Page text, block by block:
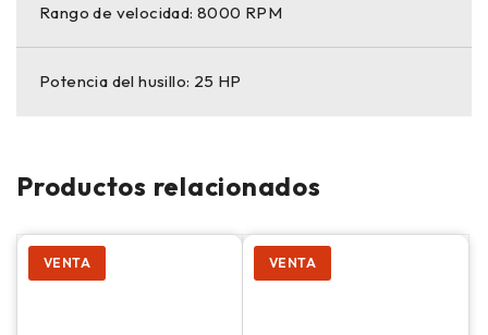
Rango de velocidad: 8000 RPM
Potencia del husillo: 25 HP
Productos relacionados
VENTA VENTA